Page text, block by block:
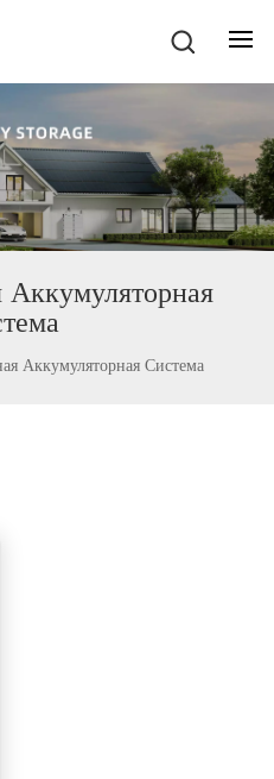
Аккумуляторная
Аккумуляторная Система